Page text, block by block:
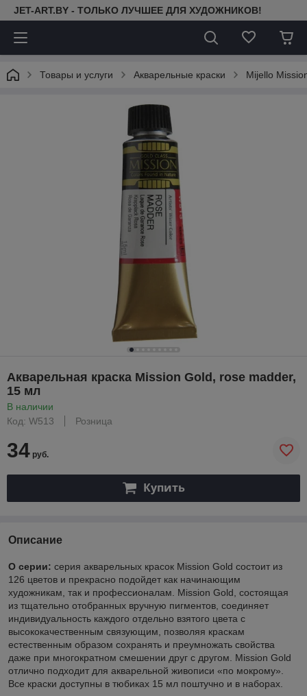
JET-ART.BY - ТОЛЬКО ЛУЧШЕЕ ДЛЯ ХУДОЖНИКОВ!
Товары и услуги Акварельные краски Mijello
Акварельная краска Mission Gold, rose madder,
15 мл
В наличии
Код: W513
Розница
34 руб.
Купить
Описание
О серии: серия акварельных красок Mission Gold состоит из
126 цветов и прекрасно подойдет как начинающим
художникам, так и профессионалам. Mission Gold, состоящая
из тщательно отобранных вручную пигментов, соединяет
индивидуальность каждого отдельно взятого цвета с
высококачественным связующим, позволяя краскам
естественным образом сохранять и преумножать свойства
даже при многократном смешении друг с другом. Mission Gold
отлично подходит для акварельной живописи «по мокрому».
Все краски доступны в тюбиках 15 мл поштучно и в наборах.